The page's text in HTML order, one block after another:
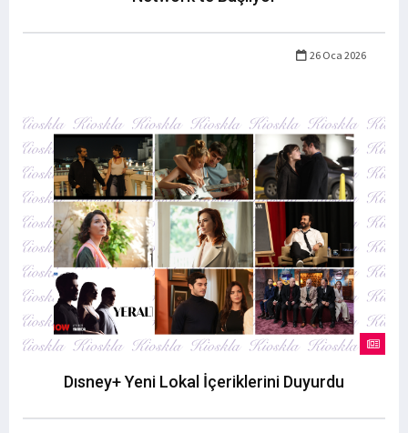
26 Oca 2026
Dısney+ Yeni Lokal İçeriklerini Duyurdu